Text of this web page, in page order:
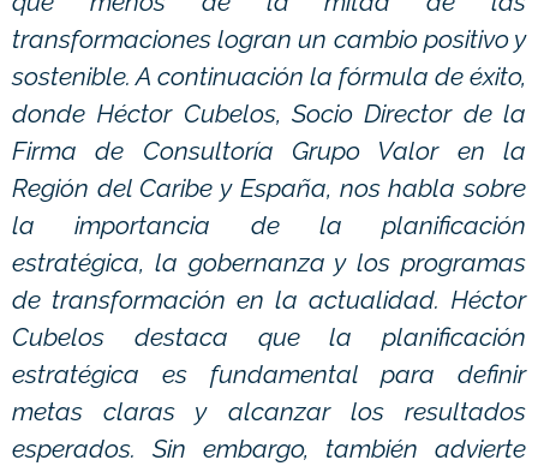
transformaciones logran un cambio positivo y
sostenible. A continuación la fórmula de éxito,
donde Héctor Cubelos, Socio Director de la
Firma de Consultoría Grupo Valor en la
Región del Caribe y España, nos habla sobre
la importancia de la planificación
estratégica, la gobernanza y los programas
de transformación en la actualidad. Héctor
Cubelos destaca que la planificación
estratégica es fundamental para definir
metas claras y alcanzar los resultados
esperados. Sin embargo, también advierte